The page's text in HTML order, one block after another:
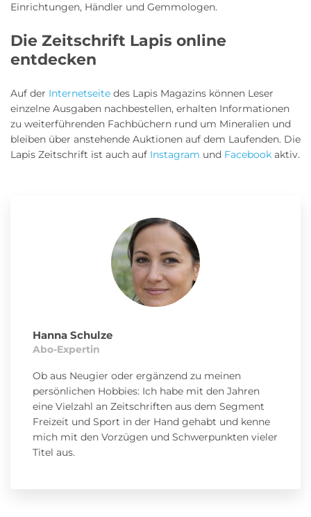
Hanna Schulze
Abo-Expertin
Ob aus Neugier oder ergänzend zu meinen
persönlichen Hobbies: Ich habe mit den Jahren
eine Vielzahl an Zeitschriften aus dem Segment
Freizeit und Sport in der Hand gehabt und kenne
mich mit den Vorzügen und Schwerpunkten vieler
Titel aus.
Einrichtungen, Händler und Gemmologen.
Die Zeitschrift Lapis online
entdecken
Auf der Internetseite des Lapis Magazins können Leser
einzelne Ausgaben nachbestellen, erhalten Informationen
zu weiterführenden Fachbüchern rund um Mineralien und
bleiben über anstehende Auktionen auf dem Laufenden. Die
Lapis Zeitschrift ist auch auf Instagram und Facebook aktiv.